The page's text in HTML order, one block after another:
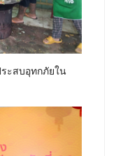
ะสบอุทกภัยใน